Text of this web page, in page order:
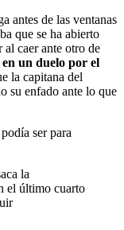
antes de las ventanas
que se ha abierto
al caer ante otro de
un duelo por el
la capitana del
su enfado ante lo que
ser para
la
el último cuarto